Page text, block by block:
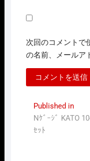
次回のコメントで
の名前、メールア
投
稿
Published in
Nｹﾞｰｼﾞ KATO
ｾｯﾄ